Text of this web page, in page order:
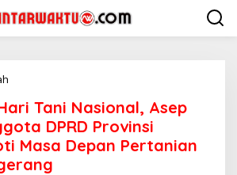
Tani
Nasional,
Asep
Hidayat
Anggota
Tani Nasional, Asep
DPRD Provinsi
Masa Depan Pertanian